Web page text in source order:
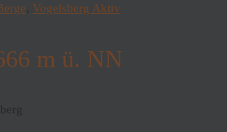
Vogelsberg Aktiv
m ü. NN